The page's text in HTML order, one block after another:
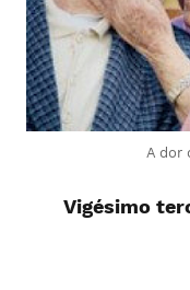
A dor
Vigésimo